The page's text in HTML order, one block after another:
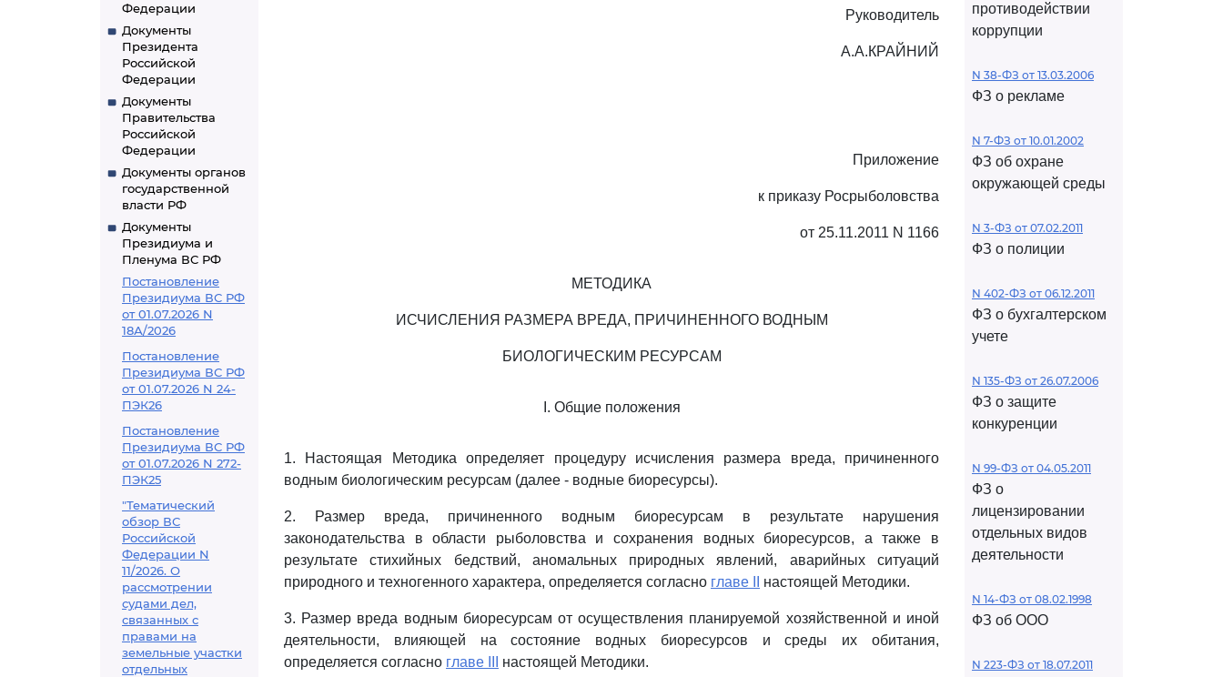
Федерации
Документы
Президента
Российской
Федерации
Документы
Правительства
Российской
Федерации
Документы органов
государственной
власти РФ
Документы
Президиума и
Пленума ВС РФ
Постановление
Президиума ВС РФ
от 01.07.2026 N
18А/2026
Постановление
Президиума ВС РФ
от 01.07.2026 N 24-
ПЭК26
Постановление
Президиума ВС РФ
от 01.07.2026 N 272-
ПЭК25
"Тематический
обзор ВС
Российской
Федерации N
11/2026. О
рассмотрении
судами дел,
связанных с
правами на
земельные участки
отдельных
Руководитель
А.А.КРАЙНИЙ
Приложение
к приказу Росрыболовства
от 25.11.2011 N 1166
МЕТОДИКА
ИСЧИСЛЕНИЯ РАЗМЕРА ВРЕДА, ПРИЧИНЕННОГО ВОДНЫМ
БИОЛОГИЧЕСКИМ РЕСУРСАМ
I. Общие положения
1. Настоящая Методика определяет процедуру исчисления размера вреда, причиненного
водным биологическим ресурсам (далее - водные биоресурсы).
2. Размер вреда, причиненного водным биоресурсам в результате нарушения
законодательства в области рыболовства и сохранения водных биоресурсов, а также в
результате стихийных бедствий, аномальных природных явлений, аварийных ситуаций
природного и техногенного характера, определяется согласно главе II настоящей Методики.
3. Размер вреда водным биоресурсам от осуществления планируемой хозяйственной и иной
деятельности, влияющей на состояние водных биоресурсов и среды их обитания,
определяется согласно главе III настоящей Методики.
противодействии
коррупции
N 38-ФЗ от 13.03.2006
ФЗ о рекламе
N 7-ФЗ от 10.01.2002
ФЗ об охране
окружающей среды
N 3-ФЗ от 07.02.2011
ФЗ о полиции
N 402-ФЗ от 06.12.2011
ФЗ о бухгалтерском
учете
N 135-ФЗ от 26.07.2006
ФЗ о защите
конкуренции
N 99-ФЗ от 04.05.2011
ФЗ о
лицензировании
отдельных видов
деятельности
N 14-ФЗ от 08.02.1998
ФЗ об ООО
N 223-ФЗ от 18.07.2011